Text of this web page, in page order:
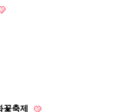
꽃축제